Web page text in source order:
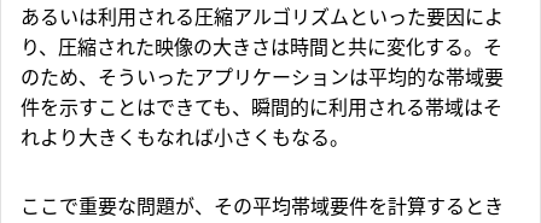
あるいは利用される圧縮アルゴリズムといった要因によ
り、圧縮された映像の大きさは時間と共に変化する。そ
のため、そういったアプリケーションは平均的な帯域要
件を示すことはできても、瞬間的に利用される帯域はそ
れより大きくもなれば小さくもなる。
ここで重要な問題が、その平均帯域要件を計算するとき